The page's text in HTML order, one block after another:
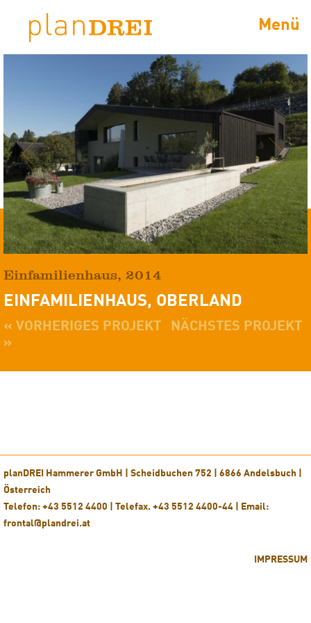
Menü
Previous Next
Einfamilienhaus, 2014
EINFAMILIENHAUS, OBERLAND
« VORHERIGES PROJEKT
NÄCHSTES PROJEKT
»
planDREI Hammerer GmbH | Scheidbuchen 752 | 6866 Andelsbuch |
Österreich
Telefon: +43 5512 4400 | Telefax. +43 5512 4400-44 | Email:
frontal@plandrei.at
IMPRESSUM